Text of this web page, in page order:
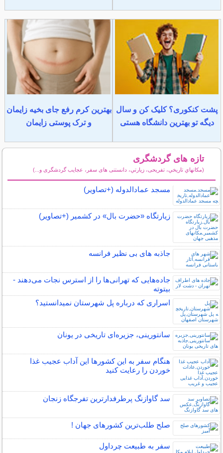
پشت کنکوری؟ کلیک کن و سال
دیگه تو بهترین دانشگاه هستی
بهترین کرم رفع جای بخیه زایمان
و ترک پوستی زایمان
تازه های گردشگری
(مكانهاي تاريخي، تفریحی، زيارتي، دانستنی های سفر، عجایب گردشگری و...)
مسجد عمادالدوله (+تصاویر)
زیارتگاه «حضرت بال» در کشمیر (+تصاویر)
جاذبه های بی نظیر فرانسه
جاده‌هایی که تهرانی‌ها را از استرس نجات می‌دهند -
بیتوته
اسراری که درباره پل شهرستان نمیدانستید؟
سانتورینی، جزیره‌ای تاریخی در یونان
هنگام سفر به این کشورها این آداب عجیب غذا
خوردن را رعایت کنید
سد گاوازنگ پرطرفدارترین تفرجگاه زنجان
صلح‌ طلب‌ترین کشورهای جهان !
سفر به طبیعت چرداول